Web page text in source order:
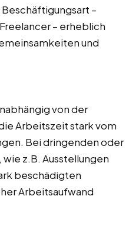
–
– erheblich
und
von der
Arbeitszeit stark vom
Bei dringenden oder
z.B. Ausstellungen
beschädigten
Arbeitsaufwand